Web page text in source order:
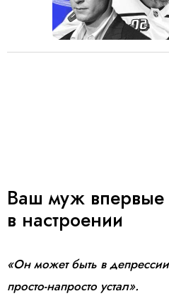
Ваш муж впервые
в настроении
«Он может быть в
просто-напросто устал».